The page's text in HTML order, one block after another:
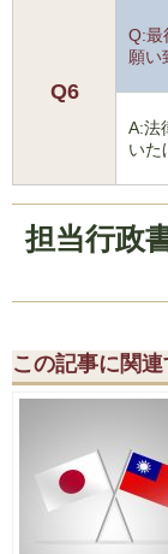
Q6
Q:最
願い
A:法
いた
担当行政
この記事に関